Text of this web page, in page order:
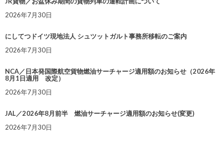
2026年7月30日
にしてつドイツ現地法人 シュツットガルト事務所移転のご案内
2026年7月30日
NCA／日本発国際航空貨物燃油サーチャージ適用額のお知らせ（2026年
8月1日適用 改定）
2026年7月30日
JAL／2026年8月前半 燃油サーチャージ適用額のお知らせ(変更)
2026年7月30日